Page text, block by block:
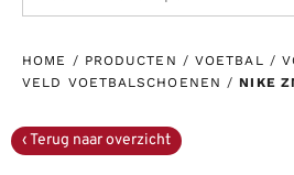
HOME / PRODUCTEN / VOETBAL /
VELD VOETBALSCHOENEN /NIKE